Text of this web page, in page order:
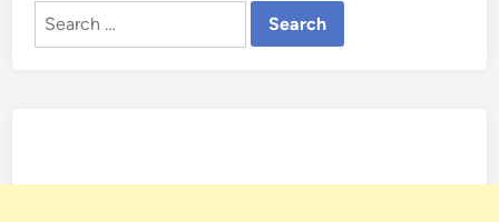
Search